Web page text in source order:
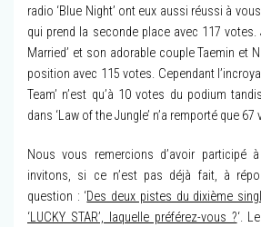
radio ‘Blue Night’ ont eux aussi réussi à
qui prend la seconde place avec 117 votes.
Married’ et son adorable couple Taemin et
position avec 115 votes. Cependant
Team’ n’est qu’à 10 votes du podium
dans ‘Law of the Jungle’ n’a remporté que 67
Nous vous remercions d’avoir participé
invitons, si ce n’est pas déjà fait, à
question : ‘Des deux pistes du dixième
‘LUCKY STAR’, laquelle préférez-vous ?‘.